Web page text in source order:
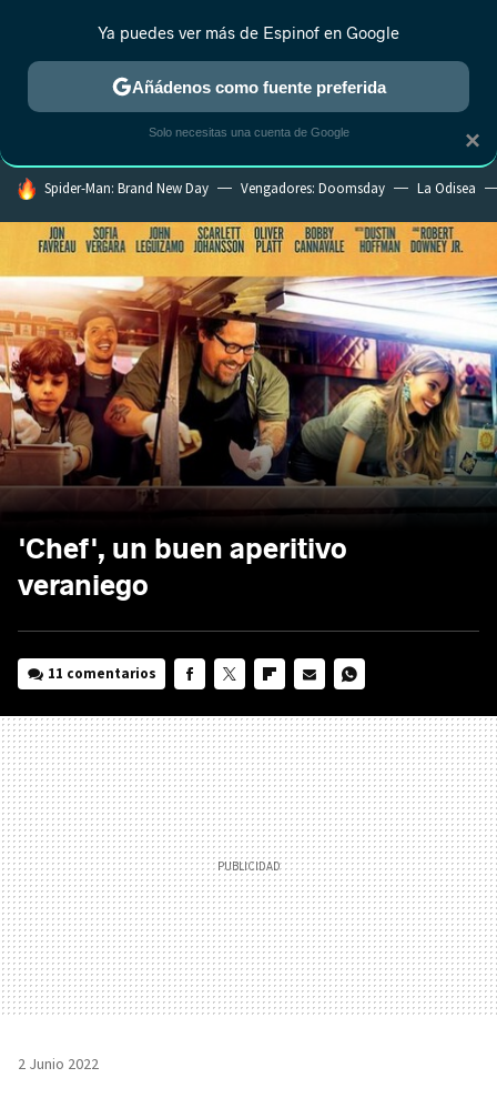
ESTRENOS REALITY ANIME RANKINGS CINE
HOY SE HABLA DE
Spider-Man: Brand New Day Vengadores: Doomsday La Odisea
'Chef', un buen aperitivo
veraniego
11 comentarios
MAIL
2 Junio 2022
×
Ya puedes ver más de Espinof en Google
Añádenos como fuente preferida
Solo necesitas una cuenta de Google